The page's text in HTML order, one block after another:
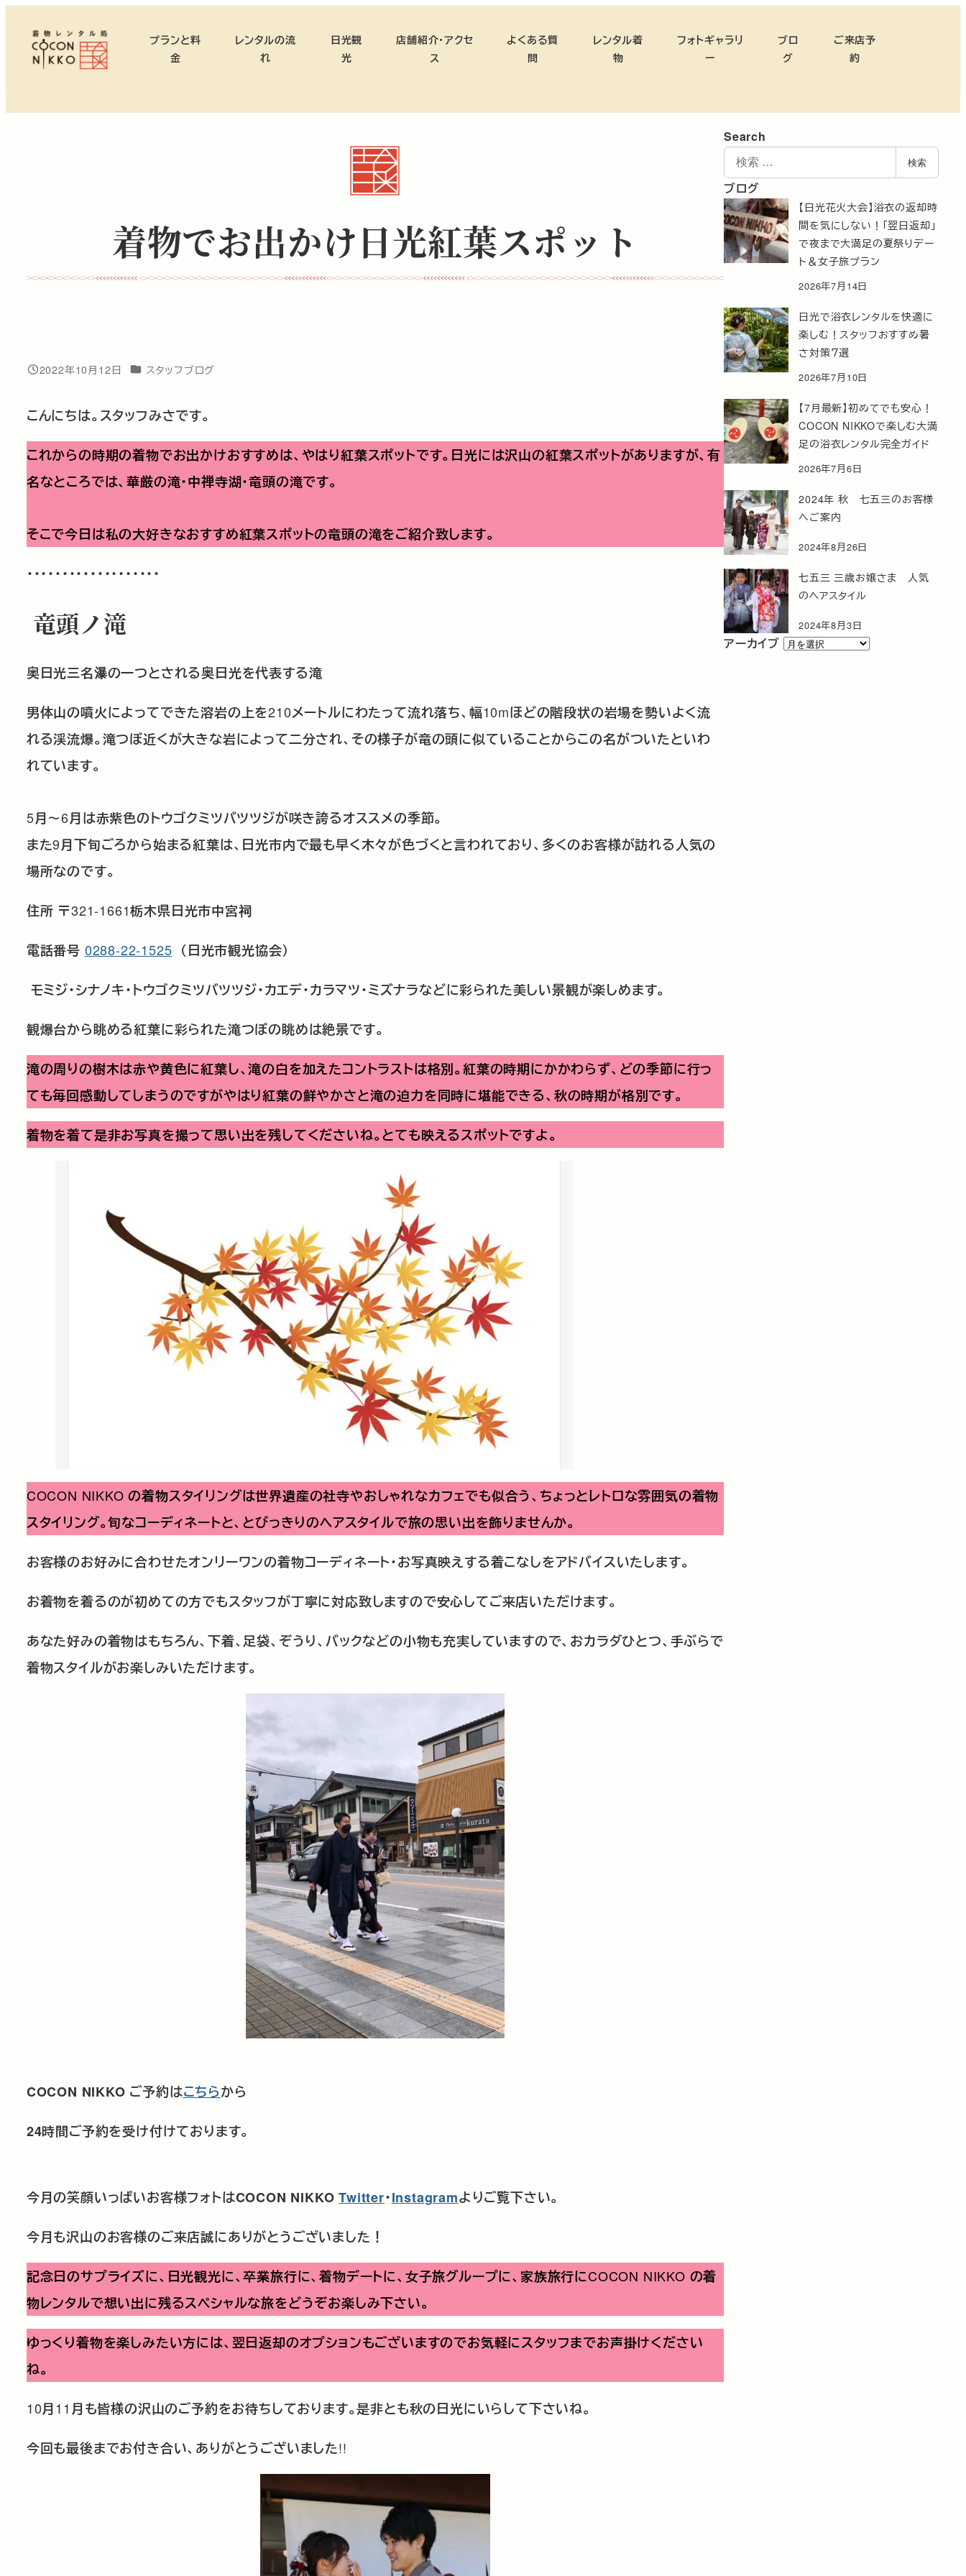
テ
プランと料
金
レンタルの流
れ
日光観
光
店舗紹介・アクセ
ス
よくある質
問
レンタル着
物
フォトギャラリ
ー
ブロ
グ
ご来店予
約
着物でお出かけ日光紅葉スポット
投稿日
2022年10月12日 カテゴリー
スタッフブログ
こんにちは。スタッフみさです。
これからの時期の着物でお出かけおすすめは、やはり紅葉スポットです。日光には沢山の紅葉スポットがありますが、有
名なところでは、華厳の滝・中禅寺湖・竜頭の滝です。
そこで今日は私の大好きなおすすめ紅葉スポットの竜頭の滝をご紹介致します。
・・・・・・・・・・・・・・・・・・・
竜頭ノ滝
奥日光三名瀑の一つとされる奥日光を代表する滝
男体山の噴火によってできた溶岩の上を210メートルにわたって流れ落ち、幅10mほどの階段状の岩場を勢いよく流
れる渓流爆。滝つぼ近くが大きな岩によって二分され、その様子が竜の頭に似ていることからこの名がついたといわ
れています。
5月～6月は赤紫色のトウゴクミツバツツジが咲き誇るオススメの季節。
また9月下旬ごろから始まる紅葉は、日光市内で最も早く木々が色づくと言われており、多くのお客様が訪れる人気の
場所なのです。
住所 〒321-1661栃木県日光市中宮祠
電話番号 0288-22-1525 （日光市観光協会）
モミジ・シナノキ・トウゴクミツバツツジ・カエデ・カラマツ・ミズナラなどに彩られた美しい景観が楽しめます。
観爆台から眺める紅葉に彩られた滝つぼの眺めは絶景です。
滝の周りの樹木は赤や黄色に紅葉し、滝の白を加えたコントラストは格別。紅葉の時期にかかわらず、どの季節に行っ
ても毎回感動してしまうのですがやはり紅葉の鮮やかさと滝の迫力を同時に堪能できる、秋の時期が格別です。
着物を着て是非お写真を撮って思い出を残してくださいね。とても映えるスポットですよ。
COCON NIKKOの着物スタイリングは世界遺産の社寺やおしゃれなカフェでも似合う、ちょっとレトロな雰囲気の着物
スタイリング。旬なコーディネートと、とびっきりのヘアスタイルで旅の思い出を飾りませんか。
お客様のお好みに合わせたオンリーワンの着物コーディネート・お写真映えする着こなしをアドバイスいたします。
お着物を着るのが初めての方でもスタッフが丁寧に対応致しますので安心してご来店いただけます。
あなた好みの着物はもちろん、下着、足袋、ぞうり、バックなどの小物も充実していますので、おカラダひとつ、手ぶらで
着物スタイルがお楽しみいただけます。
COCON NIKKO ご予約はこちらから
24時間ご予約を受け付けております。
今月の笑顔いっぱいお客様フォトはCOCON NIKKOTwitter･Instagramよりご覧下さい。
今月も沢山のお客様のご来店誠にありがとうございました！
記念日のサプライズに、日光観光に、卒業旅行に、着物デートに、女子旅グループに、家族旅行にCOCON NIKKO の着
物レンタルで想い出に残るスペシャルな旅をどうぞお楽しみ下さい。
ゆっくり着物を楽しみたい方には、翌日返却のオプションもございますのでお気軽にスタッフまでお声掛けください
ね。
10月11月も皆様の沢山のご予約をお待ちしております。是非とも秋の日光にいらして下さいね。
今回も最後までお付き合い、ありがとうございました!!
Search
索
検索
ブログ
【日光花火大会】浴衣の返却時
間を気にしない！「翌日返却」
で夜まで大満足の夏祭りデー
ト＆女子旅プラン
2026年7月14日
日光で浴衣レンタルを快適に
楽しむ！スタッフおすすめ暑
さ対策７選
2026年7月10日
【7月最新】初めてでも安心！
COCON NIKKOで楽しむ大満
足の浴衣レンタル完全ガイド
2026年7月6日
2024年 秋 七五三のお客様
へご案内
2024年8月26日
七五三 三歳お嬢さま 人気
のヘアスタイル
2024年8月3日
アーカイブ ア